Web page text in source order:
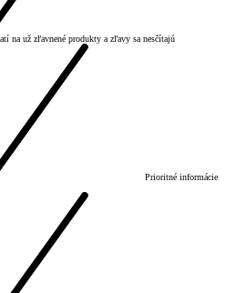
na už zľavnené produkty a zľavy sa nesčítajú
Prioritné informácie